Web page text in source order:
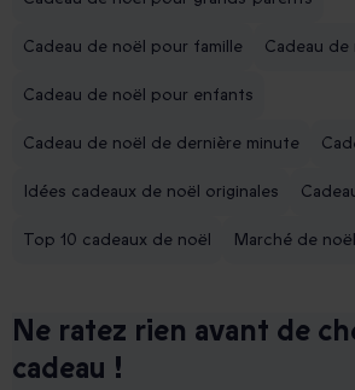
Cadeau de noël pour famille Cadeau
Cadeau de noël pour enfants
Cadeau de noël de dernière minute
Idées cadeaux de noël originales
Top 10 cadeaux de noël Marché de noël
Ne ratez rien avant de
cadeau !